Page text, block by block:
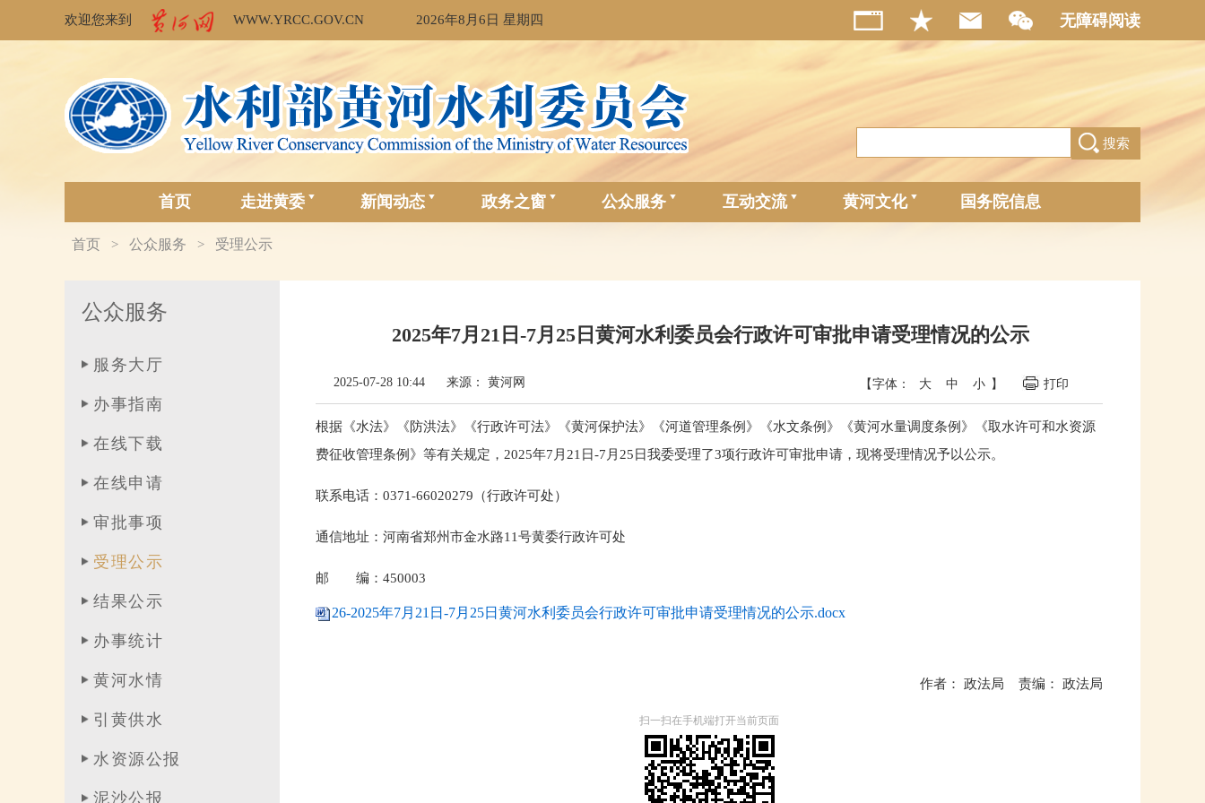
欢迎您来到 WWW.YRCC.GOV.CN 2026年8月6日 星期四 无障碍阅读
搜索
首页 走进黄委 新闻动态 政务之窗 公众服务 互动交流 黄河文化 国务院信息
首页 > 公众服务 > 受理公示
公众服务
服务大厅
办事指南
在线下载
在线申请
审批事项
受理公示
结果公示
办事统计
黄河水情
引黄供水
水资源公报
泥沙公报
2025年7月21日-7月25日黄河水利委员会行政许可审批申请受理情况的公示
【字体： 大 中 小 】 打印
2025-07-28 10:44 来源： 黄河网
根据《水法》《防洪法》《行政许可法》《黄河保护法》《河道管理条例》《水文条例》《黄河水量调度条例》《取水许可和水资源
费征收管理条例》等有关规定，2025年7月21日-7月25日我委受理了3项行政许可审批申请，现将受理情况予以公示。
联系电话：0371-66020279（行政许可处）
通信地址：河南省郑州市金水路11号黄委行政许可处
邮 编：450003
26-2025年7月21日-7月25日黄河水利委员会行政许可审批申请受理情况的公示.docx
作者： 政法局 责编： 政法局
扫一扫在手机端打开当前页面